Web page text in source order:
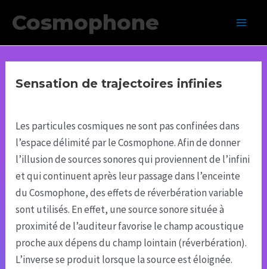
Cosmophone
Sensation de trajectoires infinies
Les particules cosmiques ne sont pas confinées dans
l’espace délimité par le Cosmophone. Afin de donner
l’illusion de sources sonores qui proviennent de l’infini
et qui continuent après leur passage dans l’enceinte
du Cosmophone, des effets de réverbération variable
sont utilisés. En effet, une source sonore située à
proximité de l’auditeur favorise le champ acoustique
proche aux dépens du champ lointain (réverbération).
L’inverse se produit lorsque la source est éloignée.